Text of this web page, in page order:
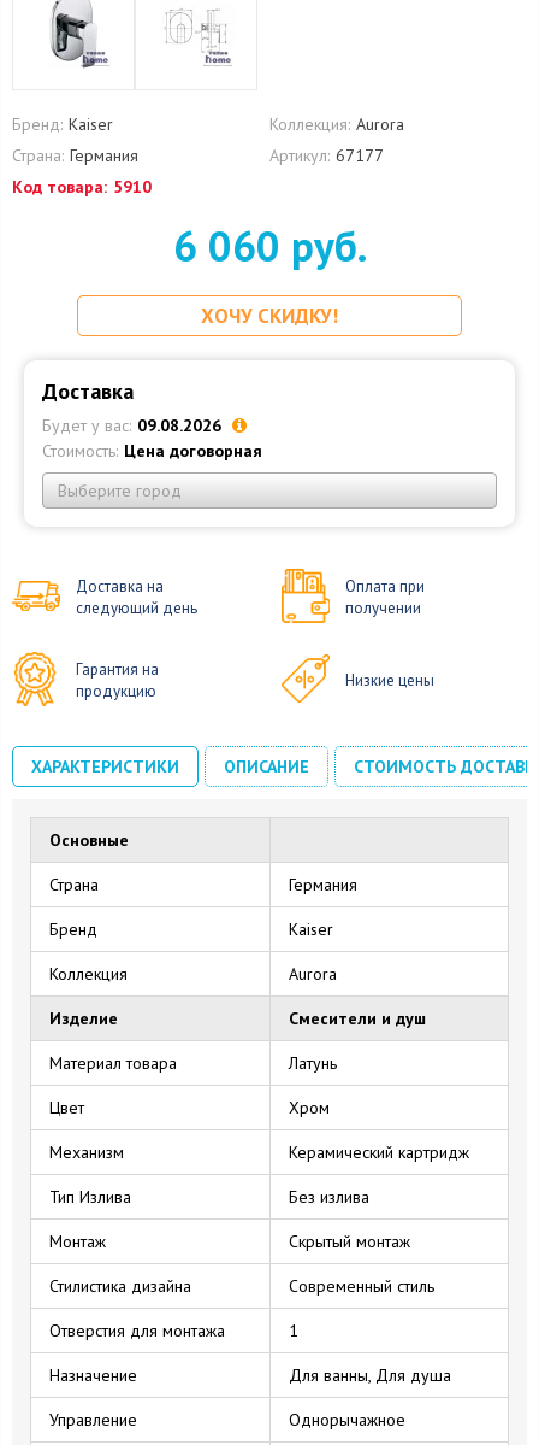
Бренд: Kaiser Коллекция: Aurora
Страна: Германия Артикул: 67177
Код товара: 5910
6 060 руб.
ХОЧУ СКИДКУ!
Доставка
Будет у вас: 09.08.2026
Стоимость: Цена договорная
Выберите город
Доставка на
следующий день
Оплата при
получении
Гарантия на
продукцию
Низкие цены
ХАРАКТЕРИСТИКИ ОПИСАНИЕ СТОИМОСТЬ
Основные
Страна Германия
Бренд Kaiser
Коллекция Aurora
Изделие Смесители и душ
Материал товара Латунь
Цвет Хром
Механизм Керамический картридж
Тип Излива Без излива
Монтаж Cкрытый монтаж
Стилистика дизайна Современный стиль
Отверстия для монтажа 1
Назначение Для ванны, Для душа
Управление Однорычажное